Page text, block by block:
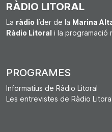
RÀDIO LITORAL
La ràdio líder de la Marina
Ràdio Litoral i la programació
PROGRAMES
Informatius de Ràdio Litoral
Les entrevistes de Ràdio Litoral